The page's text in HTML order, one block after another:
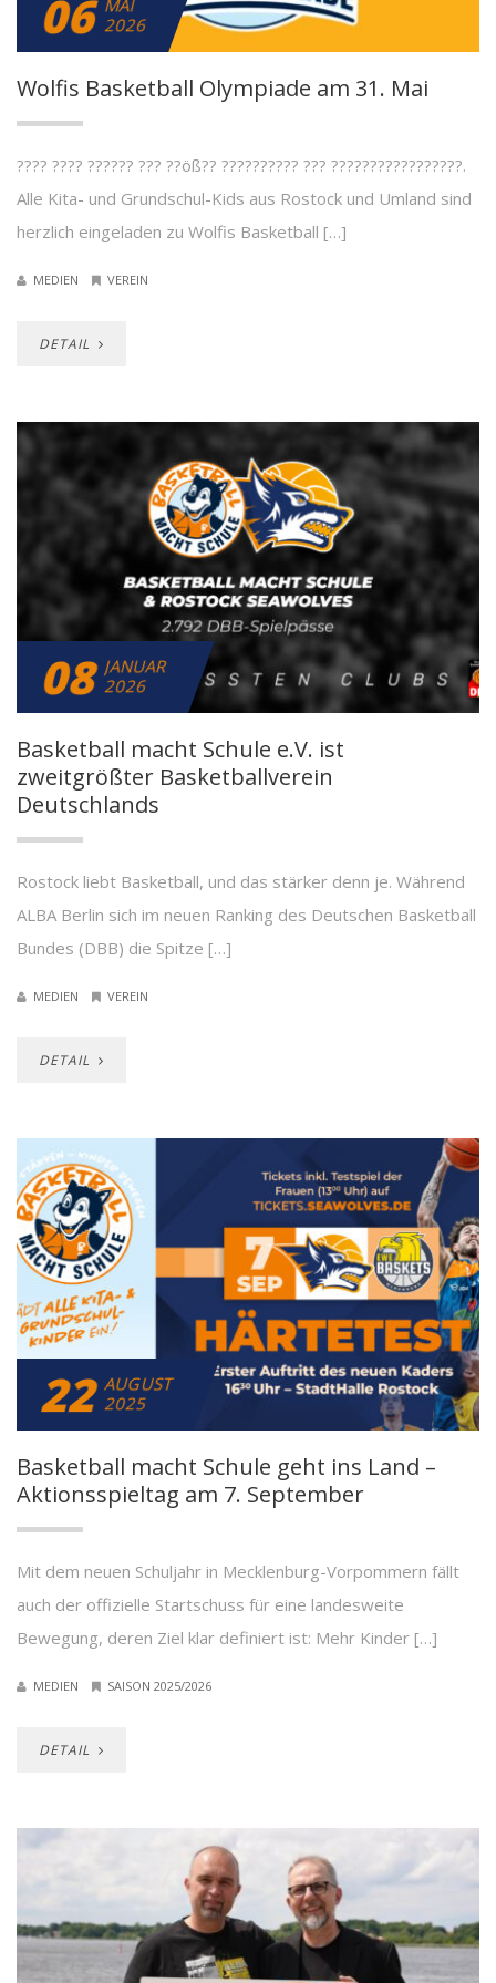
06 2026
Wolfis Basketball Olympiade am 31. Mai
???? ???? ?????? ??? ??öß?? ?????????? ??? ?????????????????.
Alle Kita- und Grundschul-Kids aus Rostock und Umland sind
herzlich eingeladen zu Wolfis Basketball […]
MEDIEN VEREIN
DETAIL
08 JANUAR
2026
Basketball macht Schule e.V. ist
zweitgrößter Basketballverein
Deutschlands
Rostock liebt Basketball, und das stärker denn je. Während
ALBA Berlin sich im neuen Ranking des Deutschen Basketball
Bundes (DBB) die Spitze […]
MEDIEN VEREIN
DETAIL
22 AUGUST
2025
Basketball macht Schule geht ins Land –
Aktionsspieltag am 7. September
Mit dem neuen Schuljahr in Mecklenburg-Vorpommern fällt
auch der offizielle Startschuss für eine landesweite
Bewegung, deren Ziel klar definiert ist: Mehr Kinder […]
MEDIEN SAISON 2025/2026
DETAIL